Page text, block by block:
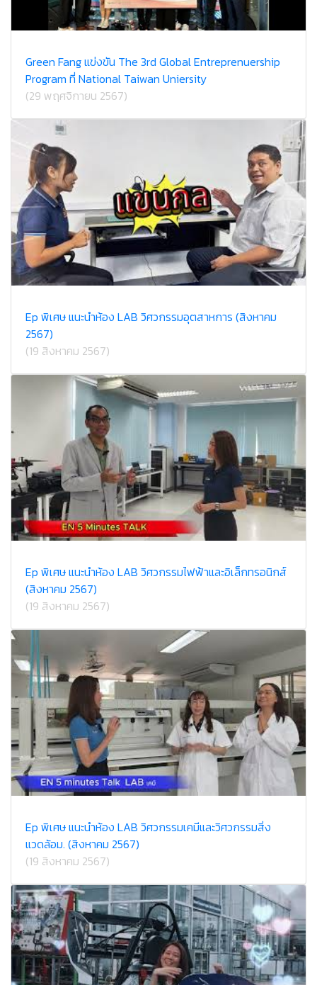
Green Fang แข่งขัน The 3rd Global Entreprenuership
Program ที่ National Taiwan Uniersity
(29 พฤศจิกายน 2567)
Ep พิเศษ แนะนำห้อง LAB วิศวกรรมอุตสาหการ (สิงหาคม
2567)
(19 สิงหาคม 2567)
Ep พิเศษ แนะนำห้อง LAB วิศวกรรมไฟฟ้าและอิเล็กทรอนิกส์
(สิงหาคม 2567)
(19 สิงหาคม 2567)
Ep พิเศษ แนะนำห้อง LAB วิศวกรรมเคมีและวิศวกรรมสิ่ง
แวดล้อม. (สิงหาคม 2567)
(19 สิงหาคม 2567)